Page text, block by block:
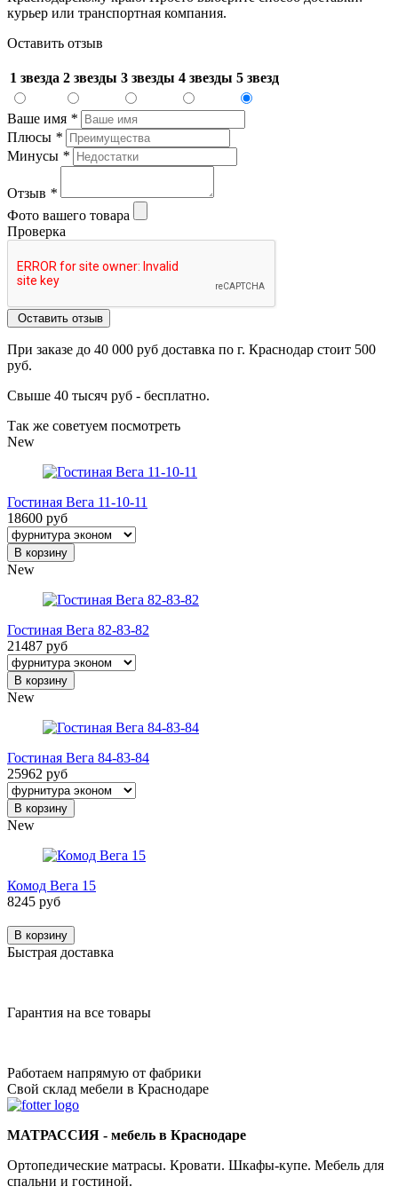
курьер или транспортная компания.
Оставить отзыв
1 звезда 2 звезды 3 звезды 4 звезды 5 звезд
Ваше имя *
Плюсы *
Минусы *
Отзыв *
Фото вашего товара
Проверка
Оставить отзыв
При заказе до 40 000 руб доставка по г. Краснодар стоит 500
руб.
Свыше 40 тысяч руб - бесплатно.
Так же советуем посмотреть
New
Гостиная Вега 11-10-11
18600 руб
В корзину
New
Гостиная Вега 82-83-82
21487 руб
В корзину
New
Гостиная Вега 84-83-84
25962 руб
В корзину
New
Комод Вега 15
8245 руб
В корзину
Быстрая доставка
Гарантия на все товары
Работаем напрямую от фабрики
Свой склад мебели в Краснодаре
МАТРАССИЯ - мебель в Краснодаре
Ортопедические матрасы. Кровати. Шкафы-купе. Мебель для
спальни и гостиной.